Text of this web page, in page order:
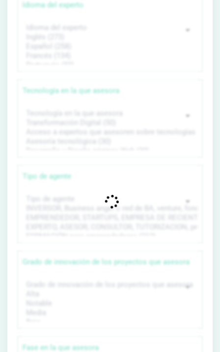
Idioma del experto
Tecnología en la que asesora
Tipo de agente
Grado de innovación de los proyectos que asesora
Fase en la que asesora